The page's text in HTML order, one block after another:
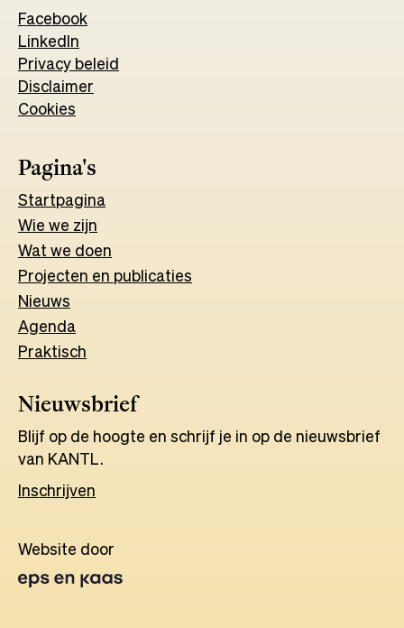
Facebook
a
new
LinkedIn
in
a
Privacy beleid
Disclaimer
Cookies
Pagina's
Startpagina
Wie we zijn
Wat we doen
Projecten en publicaties
Nieuws
Agenda
Praktisch
Nieuwsbrief
Blijf op de hoogte en schrijf je in op de nieuwsbrief
van KANTL.
Inschrijven
Website door
in